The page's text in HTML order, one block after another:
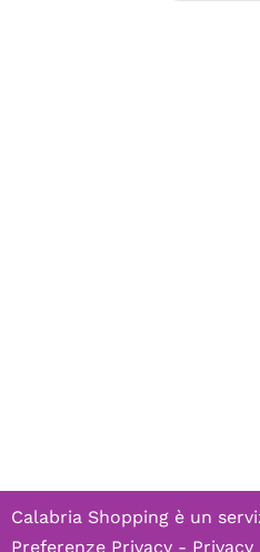
Calabria Shopping è un
Preferenze Privacy - Privacy